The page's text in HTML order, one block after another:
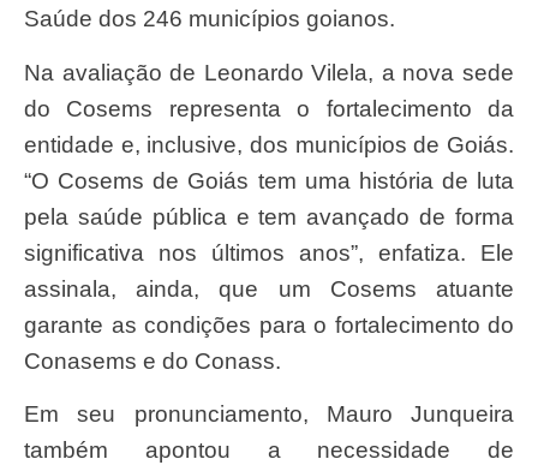
Saúde dos 246 municípios goianos.
Na avaliação de Leonardo Vilela, a nova sede
do Cosems representa o fortalecimento da
entidade e, inclusive, dos municípios de Goiás.
“O Cosems de Goiás tem uma história de luta
pela saúde pública e tem avançado de forma
significativa nos últimos anos”, enfatiza. Ele
assinala, ainda, que um Cosems atuante
garante as condições para o fortalecimento do
Conasems e do Conass.
Em seu pronunciamento, Mauro Junqueira
também apontou a necessidade de